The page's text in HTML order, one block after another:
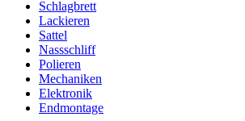
Schlagbrett
Lackieren
Sattel
Nassschliff
Polieren
Mechaniken
Elektronik
Endmontage